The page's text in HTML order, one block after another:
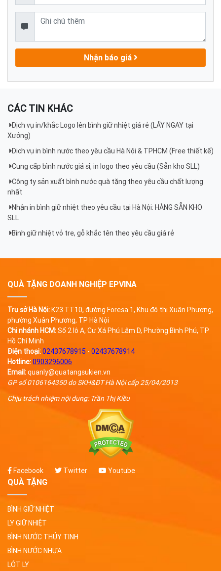
Nhận báo giá
CÁC TIN KHÁC
Dịch vụ in/khắc Logo lên bình giữ nhiệt giá rẻ (LẤY NGAY tại
Xưởng)
Dịch vụ in bình nước theo yêu cầu Hà Nội & TPHCM (Free thiết kế)
Cung cấp bình nước giá sỉ, in logo theo yêu cầu (Sẵn kho SLL)
Công ty sản xuất bình nước quà tặng theo yêu cầu chất lượng
nhất
Nhận in bình giữ nhiệt theo yêu cầu tại Hà Nội: HÀNG SẴN KHO
SLL
Bình giữ nhiệt vỏ tre, gỗ khắc tên theo yêu cầu giá rẻ
QUÀ TẶNG DOANH NGHIỆP EPVINA
Trụ sở Hà Nội:K23 TT10, đường Foresa 1, Khu đô thị Xuân Phương,
phường Xuân Phương, TP Hà Nội
Chi nhánh HCM:Số 2 lô A, Cư Xá Phú Lâm D, Phường Bình Phú, TP
Hồ Chí Minh
Điện thoại:02437678915 - 02437678914
Hotline:0903296006
Email:quanly@quatangsukien.vn
GP số 0106164350 do SKH&ĐT Hà Nội cấp 25/04/2013
Chịu trách nhiệm nội dung: Trần Thị Kiều
Facebook Twitter Youtube
QUÀ TẶNG
BÌNH GIỮ NHIỆT
LY GIỮ NHIỆT
BÌNH NƯỚC THỦY TINH
BÌNH NƯỚC NHỰA
LÓT LY